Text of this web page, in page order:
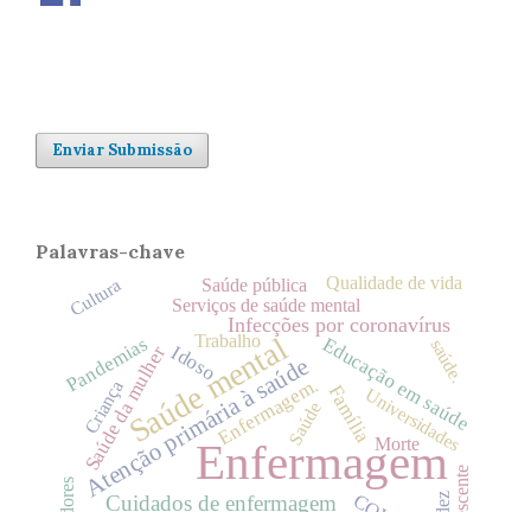
Enviar Submissão
Palavras-chave
Enfermagem
Saúde mental
Atenção primária à saúde
Cuidados de enfermagem
Infecções por coronavírus
Enfermagem.
Idoso Educação em saúde
Saúde da mulher Família
Pandemias
Serviços de saúde mental
Saúde Universidades
Criança
Saúde pública
Trabalho
Qualidade de vida
Morte
saúde.
Cultura